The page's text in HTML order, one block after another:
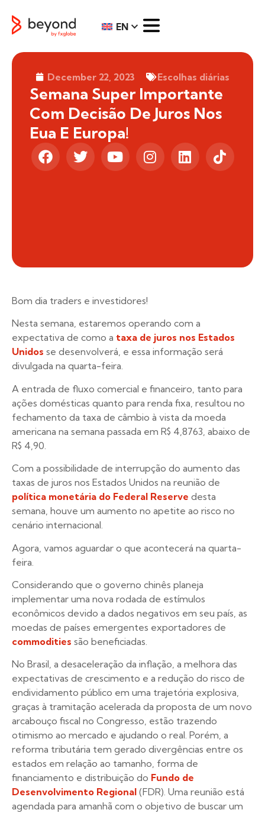
EN
December 22, 2023 Escolhas diárias
Semana Super Importante
Com Decisão De Juros Nos
Eua E Europa!
Bom dia traders e investidores!
Nesta semana, estaremos operando com a
expectativa de como a taxa de juros nos Estados
Unidos se desenvolverá, e essa informação será
divulgada na quarta-feira.
A entrada de fluxo comercial e financeiro, tanto para
ações domésticas quanto para renda fixa, resultou no
fechamento da taxa de câmbio à vista da moeda
americana na semana passada em R$ 4,8763, abaixo de
R$ 4,90.
Com a possibilidade de interrupção do aumento das
taxas de juros nos Estados Unidos na reunião de
política monetária do Federal Reserve desta
semana, houve um aumento no apetite ao risco no
cenário internacional.
Agora, vamos aguardar o que acontecerá na quarta-
feira.
Considerando que o governo chinês planeja
implementar uma nova rodada de estímulos
econômicos devido a dados negativos em seu país, as
moedas de países emergentes exportadores de
commodities são beneficiadas.
No Brasil, a desaceleração da inflação, a melhora das
expectativas de crescimento e a redução do risco de
endividamento público em uma trajetória explosiva,
graças à tramitação acelerada da proposta de um novo
arcabouço fiscal no Congresso, estão trazendo
otimismo ao mercado e ajudando o real. Porém, a
reforma tributária tem gerado divergências entre os
estados em relação ao tamanho, forma de
financiamento e distribuição do Fundo de
Desenvolvimento Regional (FDR). Uma reunião está
agendada para amanhã com o objetivo de buscar um